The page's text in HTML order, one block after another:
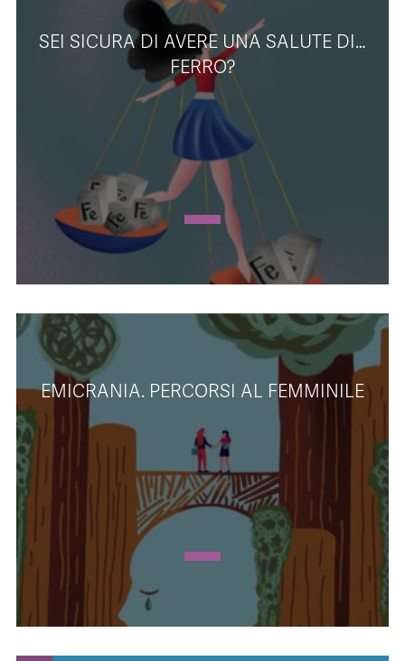
SEI SICURA DI AVERE UNA SALUTE DI…
FERRO?
EMICRANIA. PERCORSI AL FEMMINILE